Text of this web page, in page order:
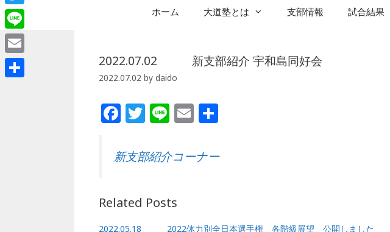
キ
ッ
プ
ホーム 大道塾とは 支部情報 試合結果
2022.07.02 新支部紹介 宇和島同好会
2022.07.02 by daido
F
c
e
o
T
itt
e
Li
e
E
ai
l
新支部紹介コーナー
Related Posts
2022.05.18 2022体力別全日本選手権 各階級展望 公開しました
Twitter
Line
Email